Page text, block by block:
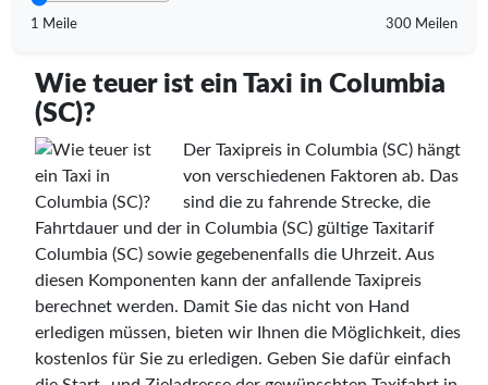
1 Meile 300 Meilen
Wie teuer ist ein Taxi in Columbia
(SC)?
Der Taxipreis in Columbia (SC) hängt
von verschiedenen Faktoren ab. Das
sind die zu fahrende Strecke, die
Fahrtdauer und der in Columbia (SC) gültige Taxitarif
Columbia (SC) sowie gegebenenfalls die Uhrzeit. Aus
diesen Komponenten kann der anfallende Taxipreis
berechnet werden. Damit Sie das nicht von Hand
erledigen müssen, bieten wir Ihnen die Möglichkeit, dies
kostenlos für Sie zu erledigen. Geben Sie dafür einfach